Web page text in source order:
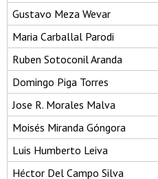
Gustavo Meza Wevar
Maria Carballal Parodi
Ruben Sotoconil Aranda
Domingo Piga Torres
Jose R. Morales Malva
Moisés Miranda Góngora
Luis Humberto Leiva
Héctor Del Campo Silva